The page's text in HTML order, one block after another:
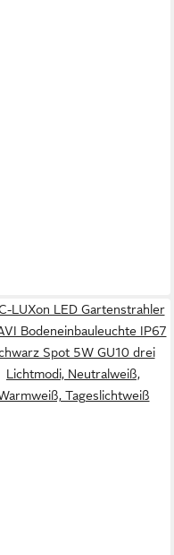
LUXon LED Gartenstrahler
Bodeneinbauleuchte IP67
Spot 5W GU10 drei
Lichtmodi, Neutralweiß,
Tageslichtweiß